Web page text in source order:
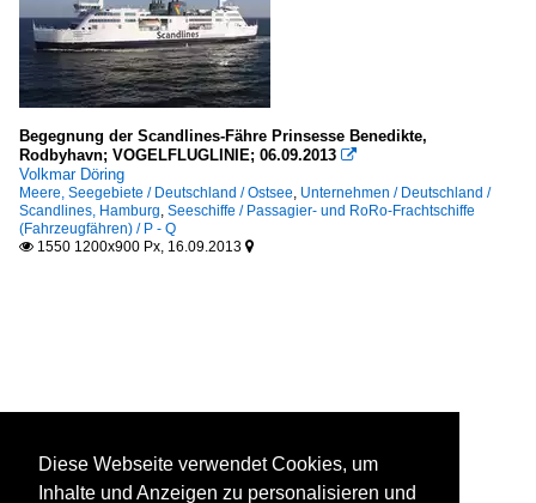
Begegnung der Scandlines-Fähre Prinsesse Benedikte,
Rodbyhavn; VOGELFLUGLINIE; 06.09.2013 
Volkmar Döring
Meere, Seegebiete / Deutschland / Ostsee, Unternehmen / Deutschland /
Scandlines, Hamburg, Seeschiffe / Passagier- und RoRo-Frachtschiffe
(Fahrzeugfähren) / P - Q
 1550 1200x900 Px, 16.09.2013 
Diese Webseite verwendet Cookies, um
Inhalte und Anzeigen zu personalisieren und